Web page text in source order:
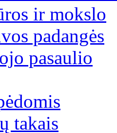
ir mokslo
padangės
pasaulio
takais